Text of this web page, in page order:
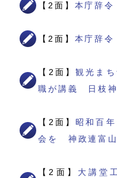
【2面】 本庁辞令
【2面】 本庁辞令
【2面】観光ま
職が講義 日枝神
【2面】 昭和百
会を 神政連富山
【2面】 大講堂